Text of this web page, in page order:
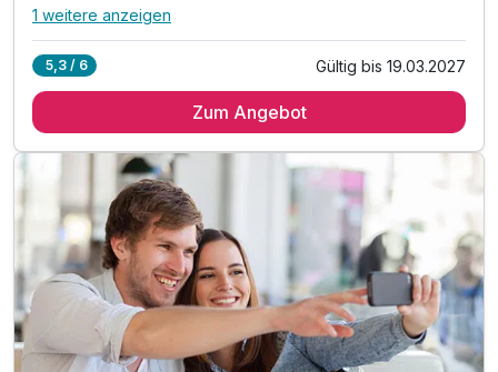
Alle Inklusivleistungen
2 x reichhaltiges Frühstück vom Buffet
mit regionalen & internationalen Spezialitäten
1 x Pralinen- und Obstauswahl auf dem Zimmer
1 weitere anzeigen
5,3 / 6 Gültig bis 19.03.2027
Zum Angebot